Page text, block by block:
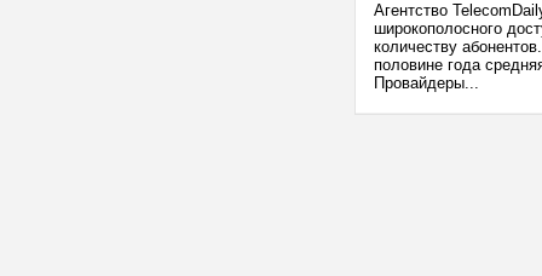
Агентство
широкополосного
количеству
половине года
Провайдеры...